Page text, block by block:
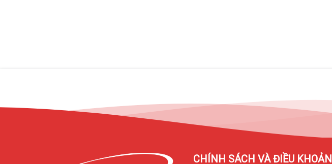
CHÍNH SÁCH VÀ ĐIỀU KHOẢN